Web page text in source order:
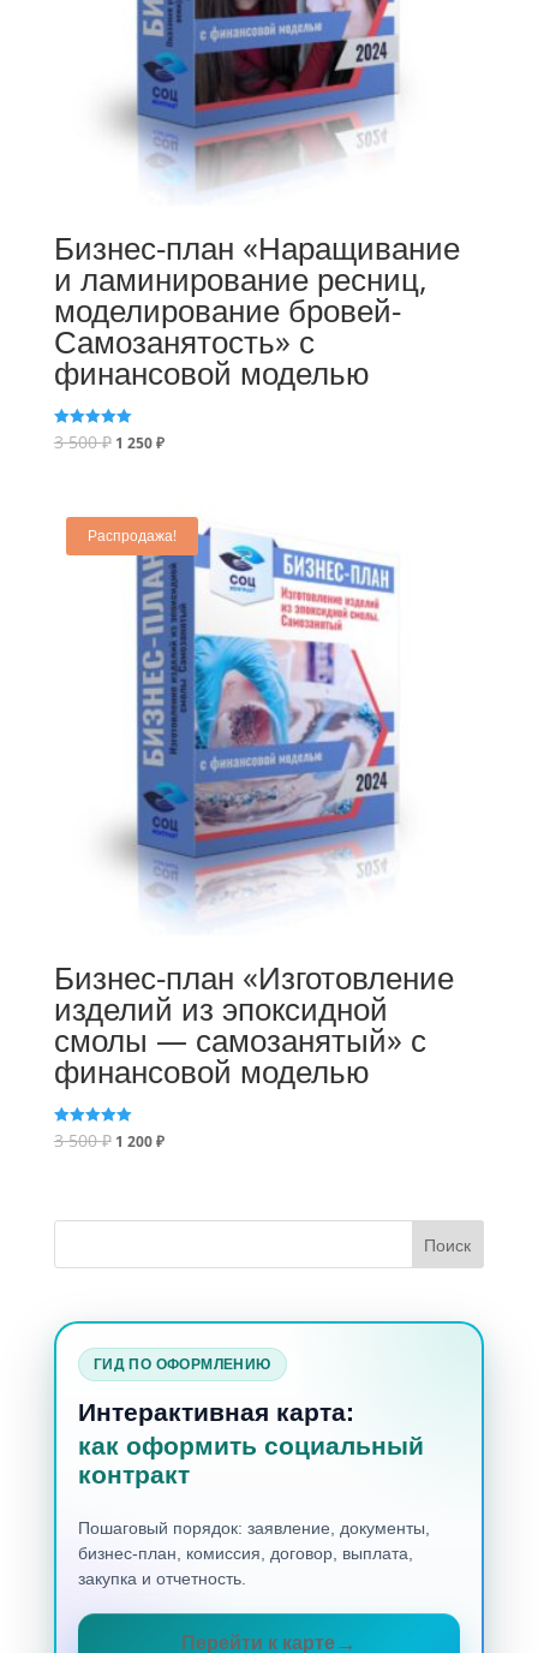
Бизнес-план «Наращивание
и ламинирование ресниц,
моделирование бровей-
Самозанятость» с
финансовой моделью
Оценка
5.00
3 500₽ 1 250₽
Распродажа!
Бизнес-план «Изготовление
изделий из эпоксидной
смолы — самозанятый» с
финансовой моделью
Оценка
5.00
3 500₽ 1 200₽
ГИД ПО ОФОРМЛЕНИЮ
Интерактивная карта:
как оформить социальный
контракт
Пошаговый порядок: заявление, документы,
бизнес-план, комиссия, договор, выплата,
закупка и отчетность.
Перейти к карте